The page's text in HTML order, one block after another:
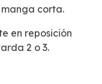
corta.
en reposición
2 o 3.